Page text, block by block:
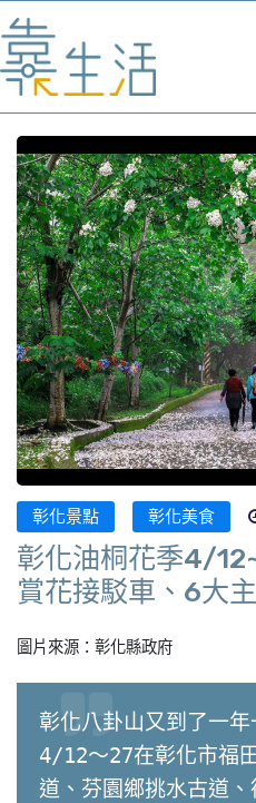
彰化景點 彰化美食
彰化油桐花季4/
賞花接駁車、6大
圖片來源：彰化縣政府
彰化八卦山又到了一年
4/12～27在彰化市福
道、芬園鄉挑水古道